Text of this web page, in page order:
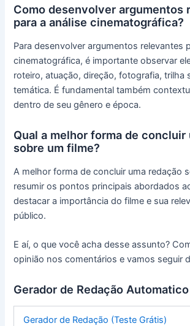
Como desenvolver argumentos
para a análise cinematográfica?
Para desenvolver argumentos relevantes
cinematográfica, é importante observar
roteiro, atuação, direção, fotografia, trilha
temática. É fundamental também
dentro de seu gênero e época.
Qual a melhor forma de concluir
sobre um filme?
A melhor forma de concluir uma redação
resumir os pontos principais abordados
destacar a importância do filme e sua
público.
E aí, o que você acha desse assunto?
opinião nos comentários e vamos seguir
Gerador de Redação Automatico
Gerador de Redação (Teste Grátis)